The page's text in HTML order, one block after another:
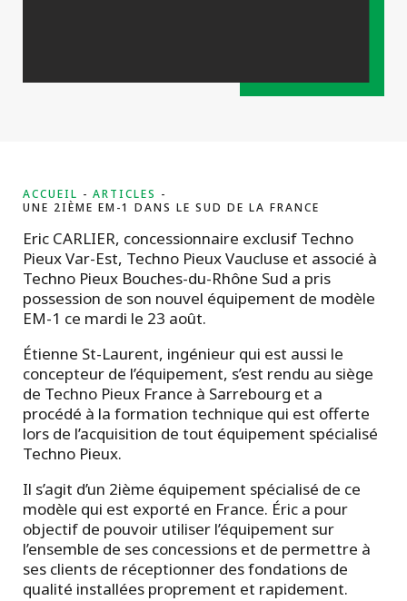
ACCUEIL
ARTICLES
UNE 2IÈME EM-1 DANS LE SUD DE LA FRANCE
Eric CARLIER, concessionnaire exclusif Techno
Pieux Var-Est, Techno Pieux Vaucluse et associé à
Techno Pieux Bouches-du-Rhône Sud a pris
possession de son nouvel équipement de modèle
EM-1 ce mardi le 23 août.
Étienne St-Laurent, ingénieur qui est aussi le
concepteur de l’équipement, s’est rendu au siège
de Techno Pieux France à Sarrebourg et a
procédé à la formation technique qui est offerte
lors de l’acquisition de tout équipement spécialisé
Techno Pieux.
Il s’agit d’un 2ième équipement spécialisé de ce
modèle qui est exporté en France. Éric a pour
objectif de pouvoir utiliser l’équipement sur
l’ensemble de ses concessions et de permettre à
ses clients de réceptionner des fondations de
qualité installées proprement et rapidement.